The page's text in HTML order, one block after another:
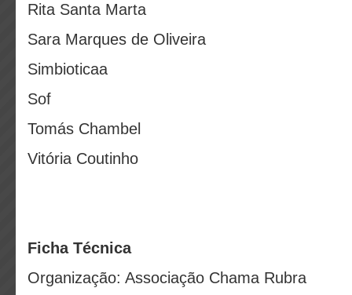
Rita Santa Marta
Sara Marques de Oliveira
Simbioticaa
Sof
Tomás Chambel
Vitória Coutinho
Ficha Técnica
Organização: Associação Chama Rubra